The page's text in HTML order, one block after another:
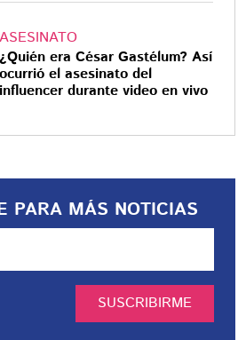
ASESINATO
¿Quién era César Gastélum? Así
ocurrió el asesinato del
influencer durante video en vivo
PARA MÁS NOTICIAS
SUSCRIBIRME